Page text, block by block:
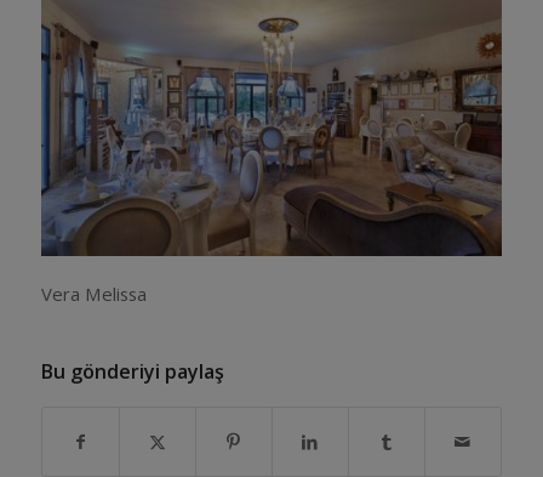
Vera Melissa
Bu gönderiyi paylaş